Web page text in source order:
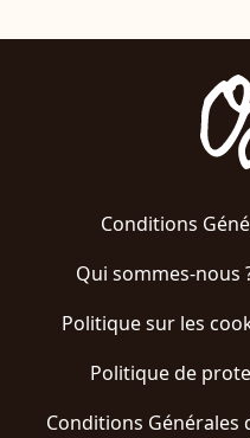
Conditions
Qui sommes-nous
Politique sur les
Politique de
Conditions